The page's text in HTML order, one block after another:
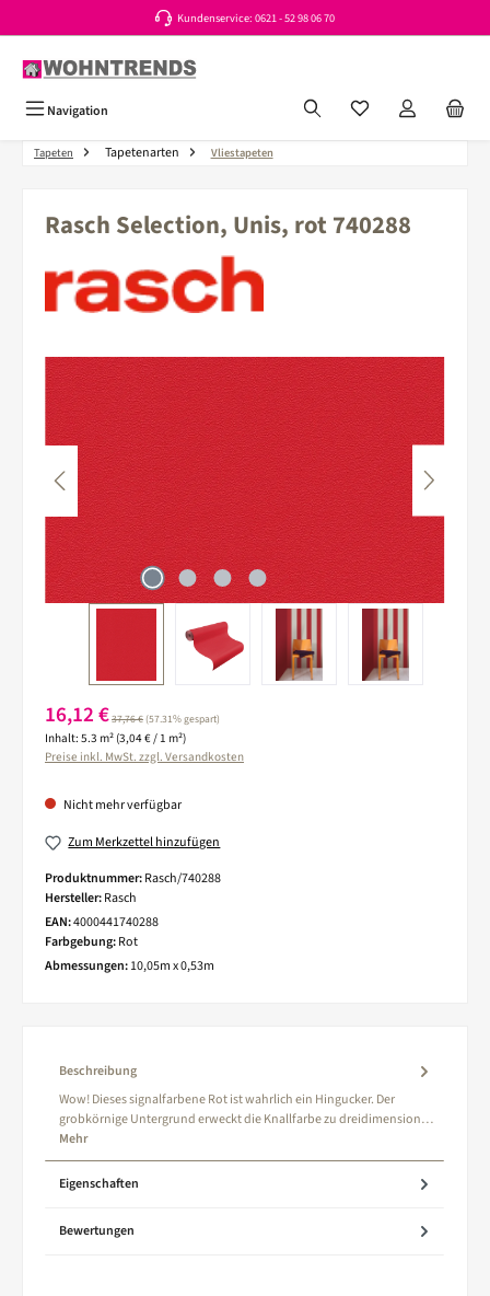
Kundenservice: 0621 - 52 98 06 70
Navigation Du hast 0 Produkte
Tapeten Tapetenarten Vliestapeten
Rasch Selection, Unis, rot 740288
Bildergalerie überspringen
Verkaufspreis:
16,12 €Regulärer Preis:
37,76 €(57.31% gespart)
Inhalt: 5.3 m² (3,04 € / 1 m²)
Preise inkl. MwSt. zzgl. Versandkosten
Nicht mehr verfügbar
Zum Merkzettel hinzufügen
Produktnummer:Rasch/740288
Hersteller:Rasch
EAN:4000441740288
Farbgebung:Rot
Abmessungen:10,05m x 0,53m
Beschreibung
Wow! Dieses signalfarbene Rot ist wahrlich ein Hingucker. Der
grobkörnige Untergrund erweckt die Knallfarbe zu dreidimension…
Mehr
Eigenschaften
Bewertungen